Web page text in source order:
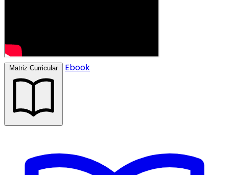
Matriz Curricular Ebook